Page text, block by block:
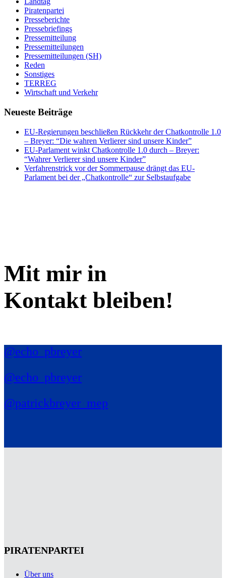
Piratenpartei
Presseberichte
Pressebriefings
Pressemitteilung
Pressemitteilungen
Pressemitteilungen (SH)
Reden
Sonstiges
TERREG
Wirtschaft und Verkehr
Neueste Beiträge
EU-Regierungen beschließen Rückkehr der Chatkontrolle 1.0
– Breyer: “Die wahren Verlierer sind unsere Kinder”
EU-Parlament winkt Chatkontrolle 1.0 durch – Breyer:
“Wahrer Verlierer sind unsere Kinder”
Verfahrenstrick vor der Sommerpause drängt das EU-
Parlament bei der „Chatkontrolle“ zur Selbstaufgabe
Mit mir in
Kontakt bleiben!
@echo_pbreyer
@echo_pbreyer
@patrickbreyer_mep
PIRATENPARTEI
Über uns